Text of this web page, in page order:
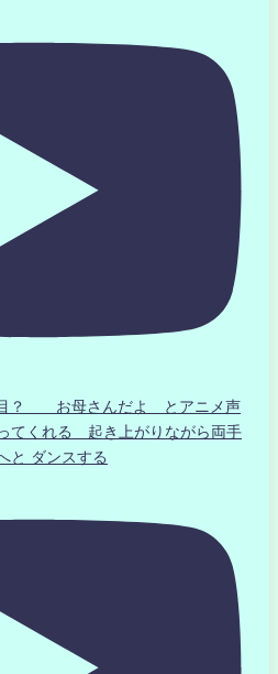
目？ お母さんだよ とアニメ声
てくれる 起き上がりながら両手
と ダンスする